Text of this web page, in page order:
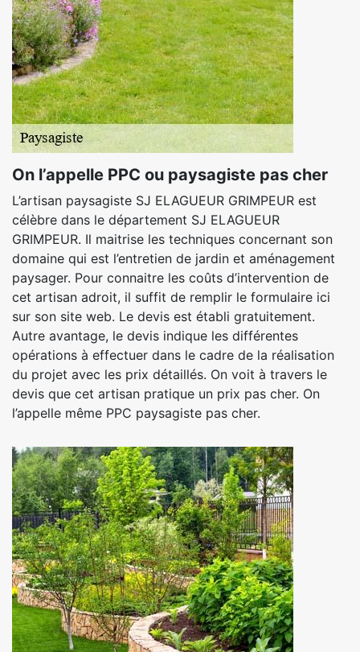
On l’appelle PPC ou paysagiste pas cher
L’artisan paysagiste SJ ELAGUEUR GRIMPEUR est
célèbre dans le département SJ ELAGUEUR
GRIMPEUR. Il maitrise les techniques concernant son
domaine qui est l’entretien de jardin et aménagement
paysager. Pour connaitre les coûts d’intervention de
cet artisan adroit, il suffit de remplir le formulaire ici
sur son site web. Le devis est établi gratuitement.
Autre avantage, le devis indique les différentes
opérations à effectuer dans le cadre de la réalisation
du projet avec les prix détaillés. On voit à travers le
devis que cet artisan pratique un prix pas cher. On
l’appelle même PPC paysagiste pas cher.